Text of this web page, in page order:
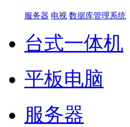
服务器 电视 数据库管理系统
台式一体机
平板电脑
服务器